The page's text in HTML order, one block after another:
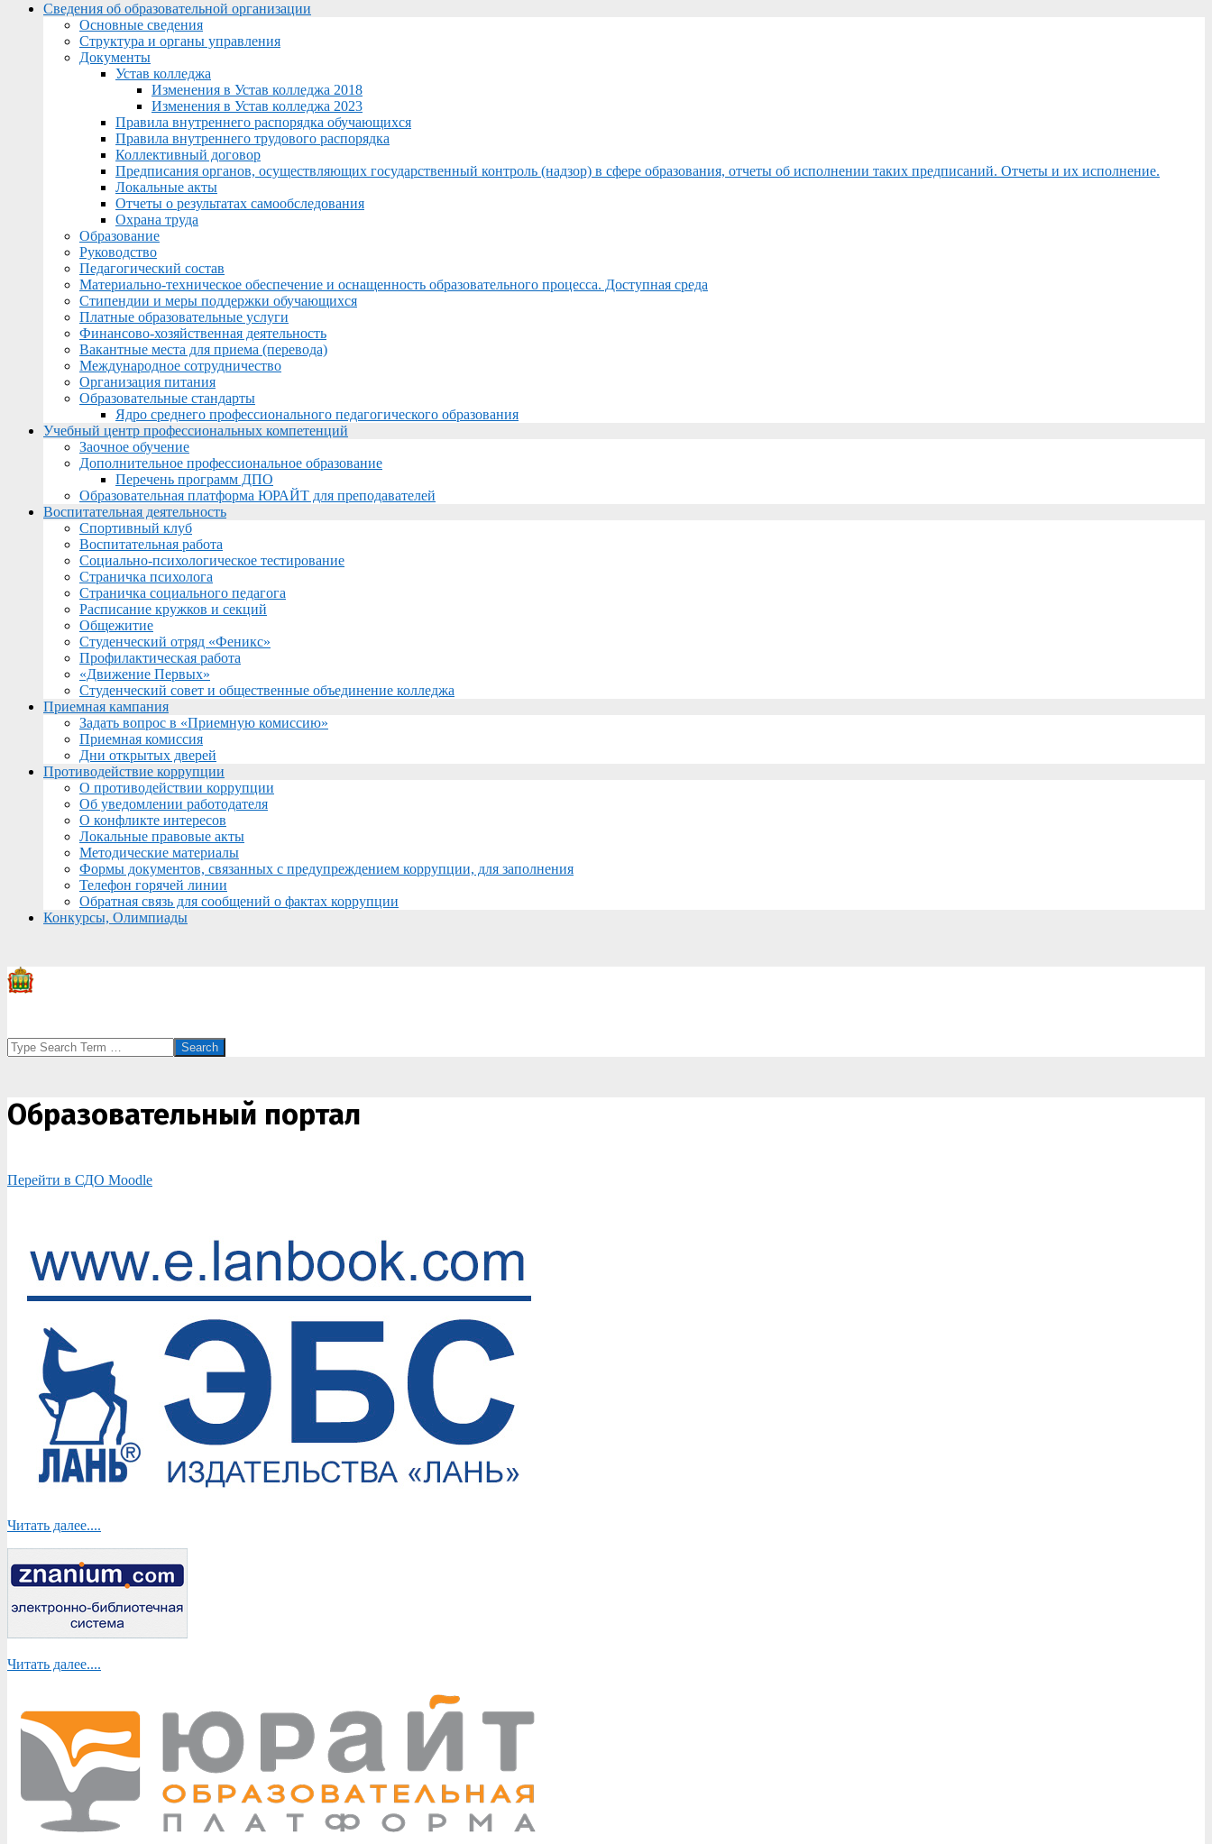
Menu
Сведения об образовательной организации
Основные сведения
Структура и органы управления
Документы
Устав колледжа
Изменения в Устав колледжа 2018
Изменения в Устав колледжа 2023
Правила внутреннего распорядка обучающихся
Правила внутреннего трудового распорядка
Коллективный договор
Предписания органов, осуществляющих государственный контроль (надзор) в сфере образования, отчеты об исполнении таких предписаний. Отчеты и их исполнение.
Локальные акты
Отчеты о результатах самообследования
Охрана труда
Образование
Руководство
Педагогический состав
Материально-техническое обеспечение и оснащенность образовательного процесса. Доступная среда
Стипендии и меры поддержки обучающихся
Платные образовательные услуги
Финансово-хозяйственная деятельность
Вакантные места для приема (перевода)
Международное сотрудничество
Организация питания
Образовательные стандарты
Ядро среднего профессионального педагогического образования
Учебный центр профессиональных компетенций
Заочное обучение
Дополнительное профессиональное образование
Перечень программ ДПО
Образовательная платформа ЮРАЙТ для преподавателей
Воспитательная деятельность
Спортивный клуб
Воспитательная работа
Социально-психологическое тестирование
Страничка психолога
Страничка социального педагога
Расписание кружков и секций
Общежитие
Студенческий отряд «Феникс»
Профилактическая работа
«Движение Первых»
Студенческий совет и общественные объединение колледжа
Приемная кампания
Задать вопрос в «Приемную комиссию»
Приемная комиссия
Дни открытых дверей
Противодействие коррупции
О противодействии коррупции
Об уведомлении работодателя
О конфликте интересов
Локальные правовые акты
Методические материалы
Формы документов, связанных с предупреждением коррупции, для заполнения
Телефон горячей линии
Обратная связь для сообщений о фактах коррупции
Конкурсы, Олимпиады
Search
Образовательный портал
Перейти в СДО Moodle
Читать далее....
Читать далее....